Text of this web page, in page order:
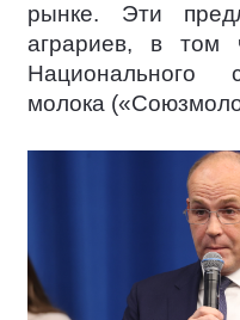
рынке. Эти
аграриев, в том
Национального
молока